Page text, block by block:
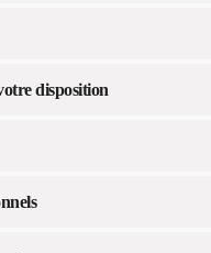
disposition